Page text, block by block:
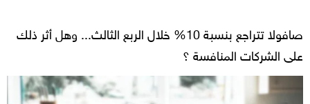
صافولا تتراجع بنسبة 10% خلال الربع الثالث... وهل أثر ذلك
على الشركات المنافسة ؟